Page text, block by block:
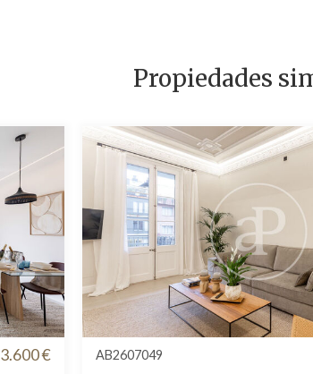
Propiedades
3.600 € AB2607049